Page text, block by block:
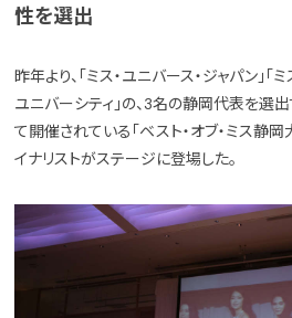
性を選出
昨年より、「ミス・ユニバース・ジャパン」「ミ
ユニバーシティ」の、3名の静岡代表を選
て開催されている「ベスト・オブ・ミス静岡
イナリストがステージに登場した。